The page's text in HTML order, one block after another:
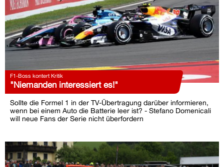
F1-Boss kontert Kritik
"Niemanden interessiert es!"
Sollte die Formel 1 in der TV-Übertragung darüber informieren,
wenn bei einem Auto die Batterie leer ist? - Stefano Domenicali
will neue Fans der Serie nicht überfordern